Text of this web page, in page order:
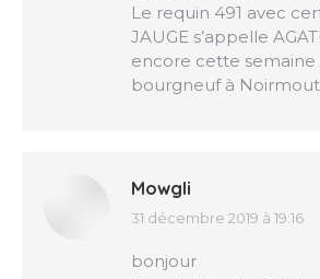
Le requin 491 avec
JAUGE s’appelle
encore cette semaine
bourgneuf à
Mowgli
dit
31 décembre 2019 à 19:16
bonjour